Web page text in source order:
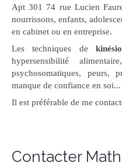
Apt 301 74 rue Lucien
nourrissons, enfants,
en cabinet ou en entreprise.
Les techniques de
hypersensibilité
psychosomatiques, peurs,
manque de confiance en soi...
Il est préférable de me
Contacter